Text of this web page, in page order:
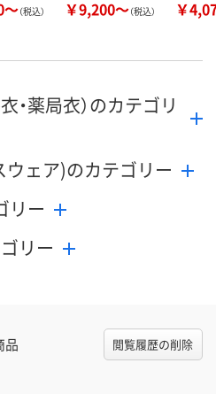
～（税込） ￥9,200～（税込） ￥
・薬局衣）のカテゴリ
ウェア)のカテゴリー
リー
リー
品 閲覧履歴の削除